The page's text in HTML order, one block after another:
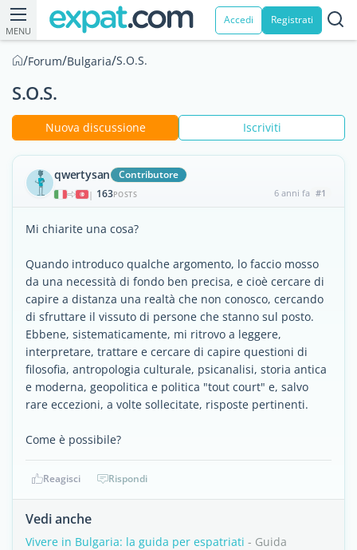
MENU
Accedi Registrati
/Forum/Bulgaria/S.O.S.
S.O.S.
Nuova discussione Iscriviti
qwertysan Contributore
| 163POSTS 6 anni fa #1
Mi chiarite una cosa?
Quando introduco qualche argomento, lo faccio mosso
da una necessità di fondo ben precisa, e cioè cercare di
capire a distanza una realtà che non conosco, cercando
di sfruttare il vissuto di persone che stanno sul posto.
Ebbene, sistematicamente, mi ritrovo a leggere,
interpretare, trattare e cercare di capire questioni di
filosofia, antropologia culturale, psicanalisi, storia antica
e moderna, geopolitica e politica "tout court" e, salvo
rare eccezioni, a volte sollecitate, risposte pertinenti.
Come è possibile?
Reagisci Rispondi
Vedi anche
Vivere in Bulgaria: la guida per espatriati - Guida